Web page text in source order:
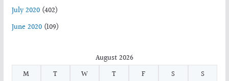
July 2020(402)
June 2020(109)
August 2026
M
T W T F S
S